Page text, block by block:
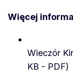
Więcej
Wieczór
KB - PDF)